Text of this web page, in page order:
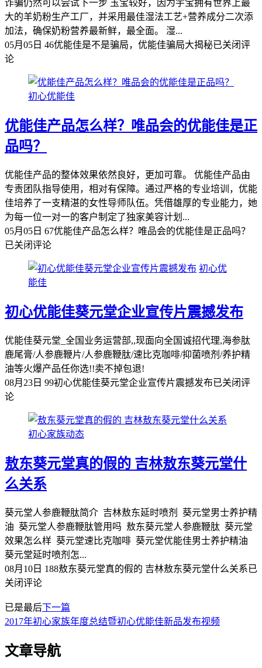
诈骗仍然可以尝试下一步 玉宝较好，因为宇宝拥有世界上最
大的羊奶粉生产工厂，并采用最佳湿法工艺+营养成分二次添
加法，确保奶粉营养最新鲜，最全面。 湿...
05月05日 46优能佳是不是骗局，优能佳骗局大揭秘已关闭评
论
初心优能佳
优能佳产品怎么样？唯品会的优能佳是正
品吗？
优能佳产品的整体效果依然良好，更加可靠。 优能佳产品由
专责团队指导使用，相对有保障。通过严格的专业培训，优能
佳培养了一支精湛的女性导师队伍。凭借雄厚的专业能力，她
为每一位一对一的客户制定了独家美容计划...
05月05日 67优能佳产品怎么样？唯品会的优能佳是正品吗？
已关闭评论
初心优
能佳
初心优能佳葵元堂企业宣传片震撼发布
优能佳葵元堂_全国业务运营部,,现面向全国诚招代理,海参肽
鹿尾膏/人参鹿鞭片/人参鹿鞭肽/速比克咖啡/抑菌喷剂/养护精
油等火爆产品任你选!!卖不掉包退!
08月23日 99初心优能佳葵元堂企业宣传片震撼发布已关闭评
论
初心家族动态
敖东葵元堂真的假的 吉林敖东葵元堂什
么关系
葵元堂人参鹿鞭肽简介 吉林敖东延时喷剂 葵元堂男士养护精
油 葵元堂人参鹿鞭肽管用吗 敖东葵元堂人参鹿鞭肽 葵元堂
效果怎么样 葵元堂速比克咖啡 葵元堂优能佳男士养护精油
葵元堂延时喷剂怎...
08月10日 188敖东葵元堂真的假的 吉林敖东葵元堂什么关系已
关闭评论
已是最后下一篇
2017年初心家族年度总结暨初心优能佳新品发布视频
文章导航